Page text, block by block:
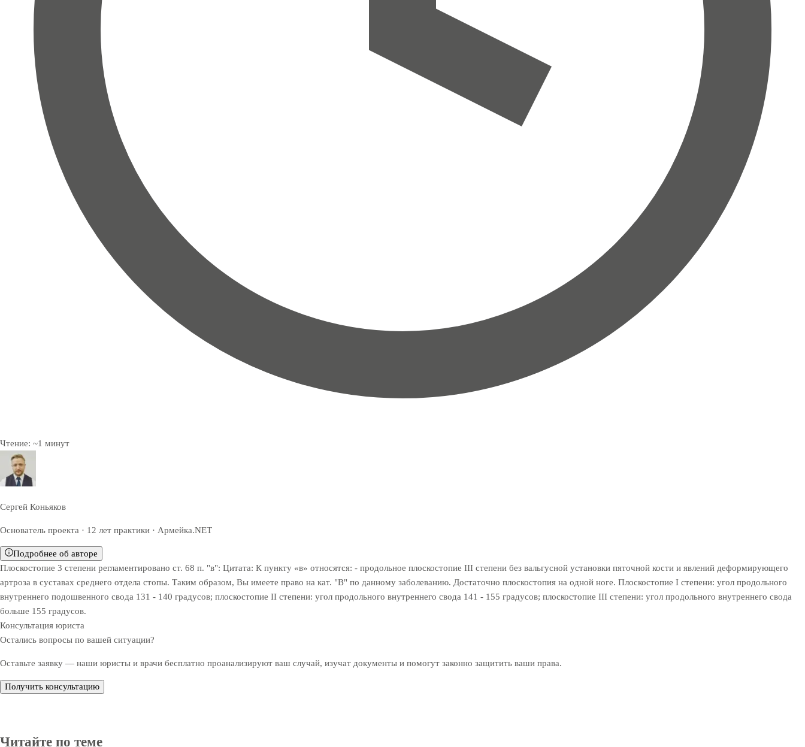
Чтение: ~1 минут
Сергей Коньяков
Основатель проекта · 12 лет практики · Армейка.NET
Подробнее об авторе
Плоскостопие 3 степени регламентировано ст. 68 п. "в": Цитата: К пункту «в» относятся: - продольное плоскостопие III степени без вальгусной установки пяточной кости и явлений деформирующего
артроза в суставах среднего отдела стопы. Таким образом, Вы имеете право на кат. "В" по данному заболеванию. Достаточно плоскостопия на одной ноге. Плоскостопие I степени: угол продольного
внутреннего подошвенного свода 131 - 140 градусов; плоскостопие II степени: угол продольного внутреннего свода 141 - 155 градусов; плоскостопие III степени: угол продольного внутреннего свода
больше 155 градусов.
Консультация юриста
Остались вопросы по вашей ситуации?
Оставьте заявку — наши юристы и врачи бесплатно проанализируют ваш случай, изучат документы и помогут законно защитить ваши права.
Получить консультацию
Читайте по теме